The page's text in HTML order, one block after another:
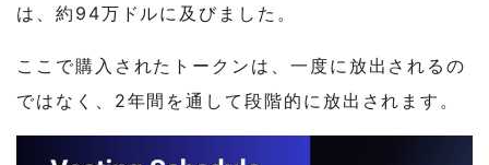
は、約94万ドルに及びました。
ここで購入されたトークンは、一度に放出されるの
ではなく、2年間を通して段階的に放出されます。